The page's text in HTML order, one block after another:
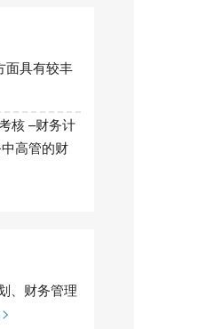
面具有较丰
核 –财务计
高管的财
、财务管理